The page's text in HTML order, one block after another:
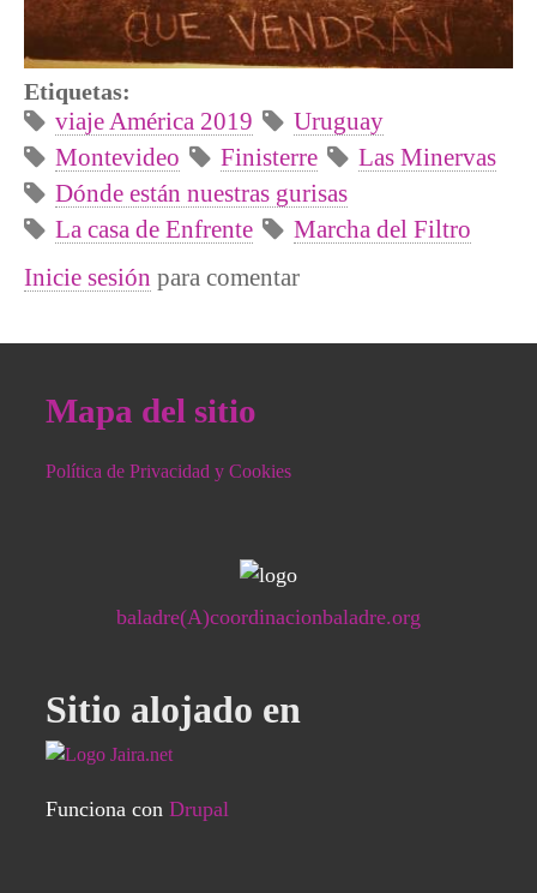
Etiquetas:
viaje América 2019
Uruguay
Montevideo
Finisterre
Las Minervas
Dónde están nuestras gurisas
La casa de Enfrente
Marcha del Filtro
Inicie sesión para comentar
Mapa del sitio
Política de Privacidad y Cookies
baladre(A)coordinacionbaladre.org
Sitio alojado en
Funciona con Drupal